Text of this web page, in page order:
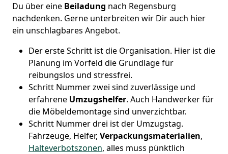
Du über eine Beiladung nach Regensburg
nachdenken. Gerne unterbreiten wir Dir auch hier
ein unschlagbares Angebot.
Der erste Schritt ist die Organisation. Hier ist die
Planung im Vorfeld die Grundlage für
reibungslos und stressfrei.
Schritt Nummer zwei sind zuverlässige und
erfahrene Umzugshelfer. Auch Handwerker für
die Möbeldemontage sind unverzichtbar.
Schritt Nummer drei ist der Umzugstag.
Fahrzeuge, Helfer, Verpackungsmaterialien,
Halteverbotszonen, alles muss pünktlich